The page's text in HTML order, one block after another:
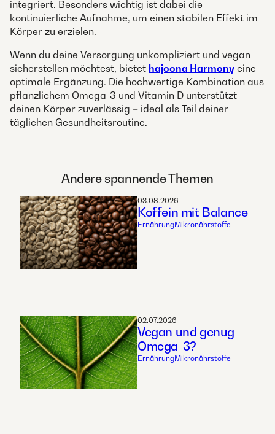
integriert. Besonders wichtig ist dabei die
kontinuierliche Aufnahme, um einen stabilen Effekt im
Körper zu erzielen.
Wenn du deine Versorgung unkompliziert und vegan
sicherstellen möchtest, bietet hajoona Harmony eine
optimale Ergänzung. Die hochwertige Kombination aus
pflanzlichem Omega-3 und Vitamin D unterstützt
deinen Körper zuverlässig – ideal als Teil deiner
täglichen Gesundheitsroutine.
Andere spannende Themen
03.08.2026
Koffein mit Balance
ErnährungMikronährstoffe
02.07.2026
Vegan und genug
Omega-3?
ErnährungMikronährstoffe